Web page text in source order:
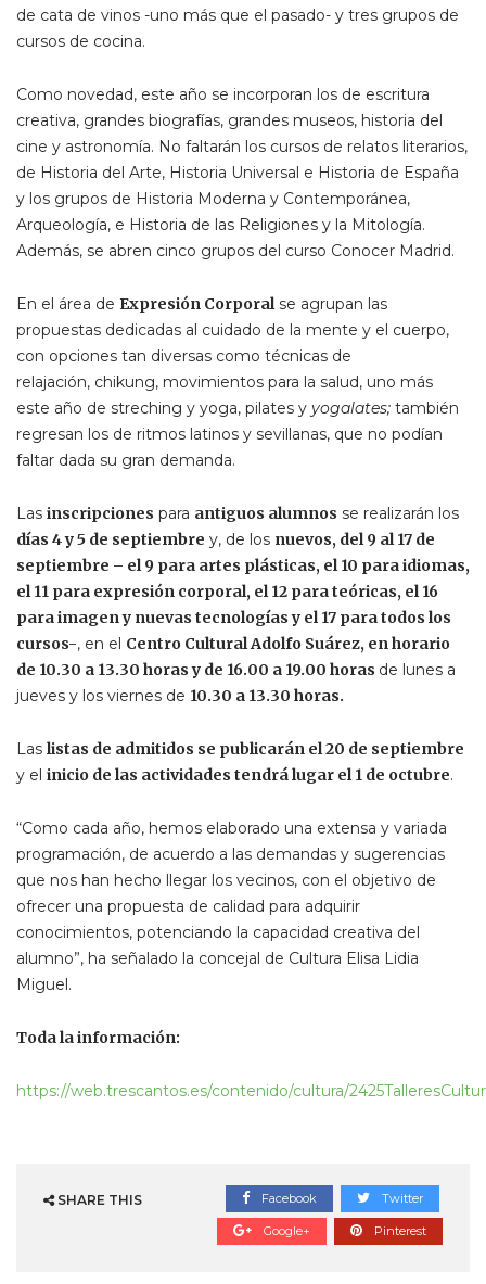
de cata de vinos -uno más que el pasado- y tres grupos de
cursos de cocina.
Como novedad, este año se incorporan los de escritura
creativa, grandes biografías, grandes museos, historia del
cine y astronomía. No faltarán los cursos de relatos literarios,
de Historia del Arte, Historia Universal e Historia de España
y los grupos de Historia Moderna y Contemporánea,
Arqueología, e Historia de las Religiones y la Mitología.
Además, se abren cinco grupos del curso Conocer Madrid.
En el área de Expresión Corporalse agrupan las
propuestas dedicadas al cuidado de la mente y el cuerpo,
con opciones tan diversas como técnicas de
relajación, chikung, movimientos para la salud, uno más
este año de streching y yoga, pilates y yogalates; también
regresan los de ritmos latinos y sevillanas, que no podían
faltar dada su gran demanda.
Las inscripciones para antiguos alumnos se realizarán los
días 4 y 5 de septiembre y, de los nuevos, del 9 al 17 de
septiembre – el 9 para artes plásticas, el 10 para idiomas,
el 11 para expresión corporal, el 12 para teóricas, el 16
para imagen y nuevas tecnologías y el 17 para todos los
cursos-, en el Centro Cultural Adolfo Suárez, en horario
de 10.30 a 13.30 horas y de 16.00 a 19.00 horas de lunes a
jueves y los viernes de 10.30 a 13.30 horas.
Las listas de admitidos se publicarán el 20 de septiembre
y el inicio de las actividades tendrá lugar el 1 de octubre.
“Como cada año, hemos elaborado una extensa y variada
programación, de acuerdo a las demandas y sugerencias
que nos han hecho llegar los vecinos, con el objetivo de
ofrecer una propuesta de calidad para adquirir
conocimientos, potenciando la capacidad creativa del
alumno”, ha señalado la concejal de Cultura Elisa Lidia
Miguel.
Toda la información:
https://web.trescantos.es/contenido/cultura/
SHARE THIS Facebook Twitter
Google+ Pinterest